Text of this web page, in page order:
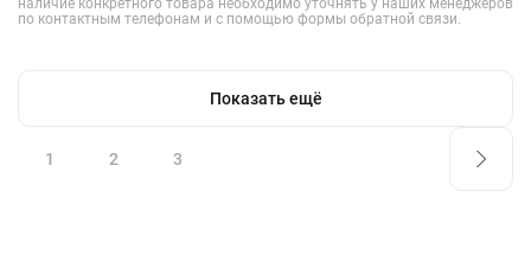
по контактным телефонам и с помощью формы обратной связи.
Показать ещё
1 2 3